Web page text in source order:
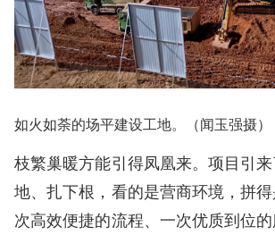
如火如荼的场平建设工地。（闻玉强摄）
枝繁巢暖方能引得凤凰来。项目引
地、扎下根，看的是营商环境，拼
次高效便捷的流程、一次优质到位